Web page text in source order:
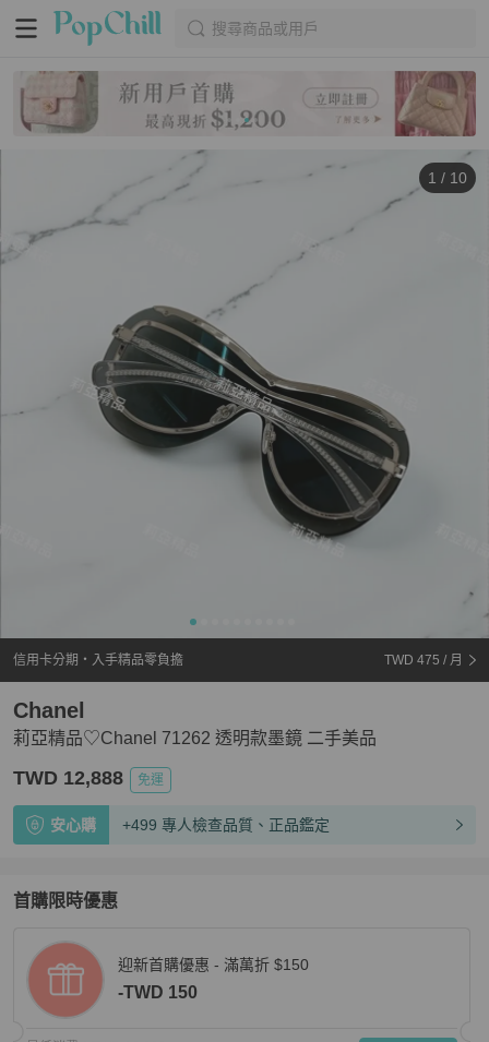
搜尋商品或用戶
1 / 10
信用卡分期・入手精品零負擔 TWD 475 / 月
莉亞精品♡Chanel 71262 透明款墨鏡 二手美品
Chanel
TWD 12,888 免運
安心購 +499 專人檢查品質、正品鑑定
首購限時優惠
迎新首購優惠 - 滿萬折 $150
-TWD 150